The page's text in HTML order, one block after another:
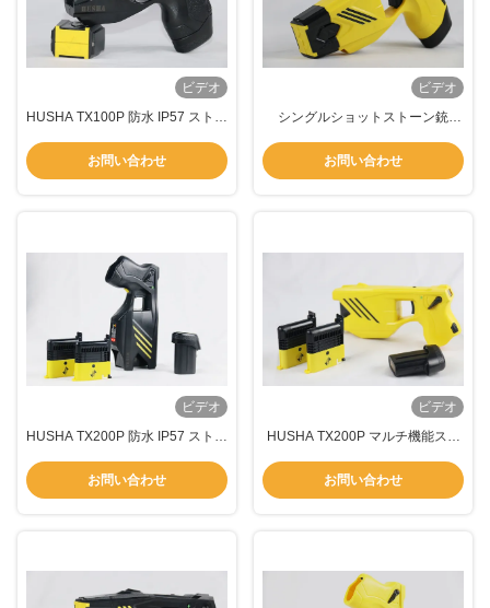
ビデオ
HUSHA TX100P 防水 IP57 ストー
のための充電電池
お問い合わせ
ビデオ
シングルショットストーン銃
ル範囲で法執行
お問い合わせ
ビデオ
HUSHA TX200P 防水 IP57 ストー
防水 防水 防水
お問い合わせ
ビデオ
HUSHA TX200P マルチ機能スト
ュアルカートリッジとIP57防水
お問い合わせ